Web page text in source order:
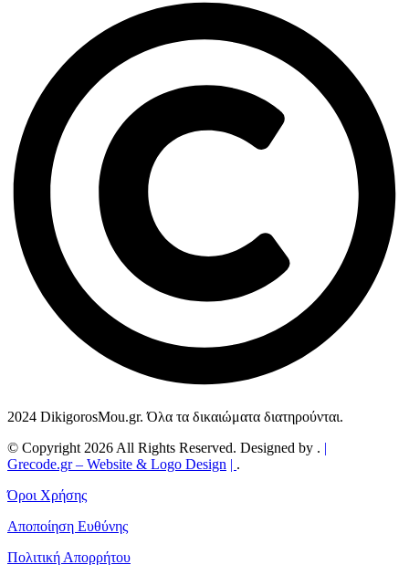
2024 DikigorosMou.gr. Όλα τα δικαιώματα διατηρούνται.
© Copyright 2026 All Rights Reserved. Designed by . |
Grecode.gr– Website & Logo Design | .
Όροι Χρήσης
Αποποίηση Ευθύνης
Πολιτική Απορρήτου